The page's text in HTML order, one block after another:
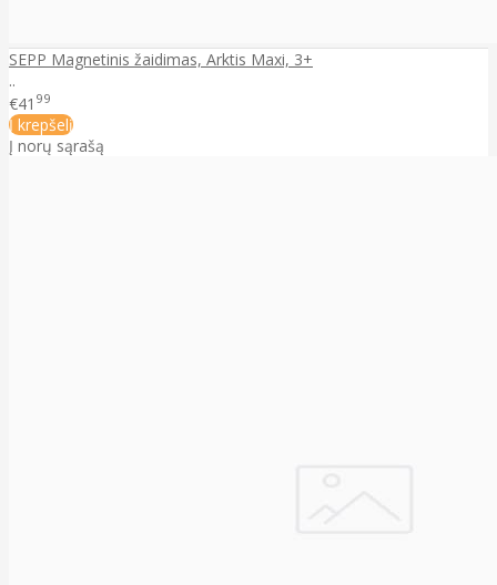
SEPP Magnetinis žaidimas, Arktis Maxi, 3+
..
€41 99
Į krepšelį
Į norų sąrašą